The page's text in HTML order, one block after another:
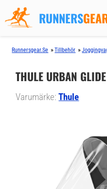
RUNNERS
Runnersgear.se »Tillbehör »
THULE URBAN
Varumärke:Thule